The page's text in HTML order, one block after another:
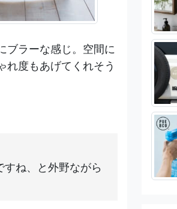
ブラーな感じ。空間に
れ度もあげてくれそう
ね、と外野ながら